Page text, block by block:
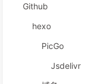
Github
hexo
PicGo
Jsdelivr